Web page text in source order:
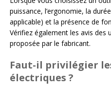
puissance, l’ergonomie, la
applicable) et la présence de
Vérifiez également les avis des
proposée par le fabricant.
Faut-il privilégier
électriques ?